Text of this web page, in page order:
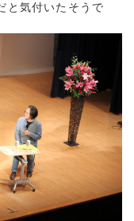
と気付いたそうで